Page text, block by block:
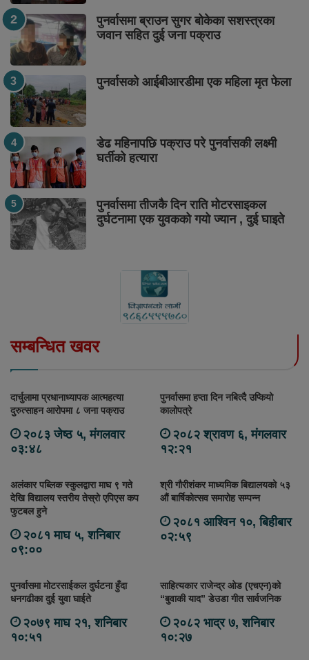
पुनर्वासमा ब्राउन सुगर बोकेका सशस्त्रका
जवान सहित दुई जना पक्राउ
पुनर्वासको आईबीआरडीमा एक महिला मृत फेला
डेढ महिनापछि पक्राउ परे पुनर्वासकी लक्ष्मी
घर्तीको हत्यारा
पुनर्वासमा तीजकै दिन राति मोटरसाइकल
दुर्घटनामा एक युवकको गयो ज्यान , दुई घाइते
सम्बन्धित खवर
दार्चुलामा प्रधानाध्यापक आत्महत्या
दुरुत्साहन आरोपमा ८ जना पक्राउ
२०८३ जेष्ठ ५, मंगलवार
०३:४८
पुनर्वासमा हप्ता दिन नबित्दै उप्कियो
कालोपत्रे
२०८२ श्रावण ६, मंगलवार
१२:२१
अलंकार पब्लिक स्कुलद्वारा माघ ९ गते
देखि विद्यालय स्तरीय तेस्रो एपिएस कप
फुटबल हुने
२०८१ माघ ५, शनिबार
०९:००
श्री गौरीशंकर माध्यमिक बिद्यालयको ५३
औं बार्षिकोत्सव समारोह सम्पन्न
२०८१ आश्विन १०, बिहीबार
०२:५९
पुनर्वासमा मोटरसाईकल दुर्घटना हुँदा
धनगढीका दुई युवा घाईते
२०७९ माघ २१, शनिबार
१०:५१
साहित्यकार राजेन्द्र ओड (एचएन)को
“बुवाकी याद” डेउडा गीत सार्वजनिक
२०८२ भाद्र ७, शनिबार
१०:२७